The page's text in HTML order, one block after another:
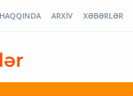
ARXİV XƏBƏRLƏR